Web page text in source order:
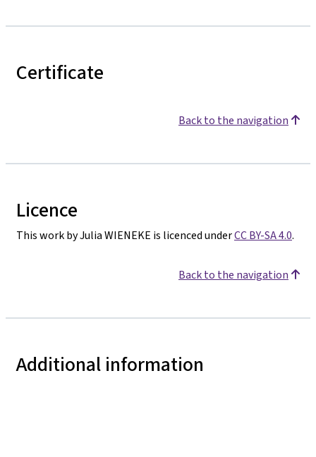
Certificate
Back to the navigation
Licence
This work by Julia WIENEKE is licenced underCC BY-SA 4.0.
Back to the navigation
Additional information